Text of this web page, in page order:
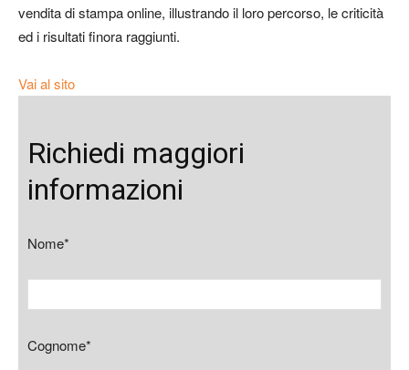
vendita di stampa online, illustrando il loro percorso, le criticità
ed i risultati finora raggiunti.
Vai al sito
Richiedi maggiori
informazioni
Nome*
Cognome*